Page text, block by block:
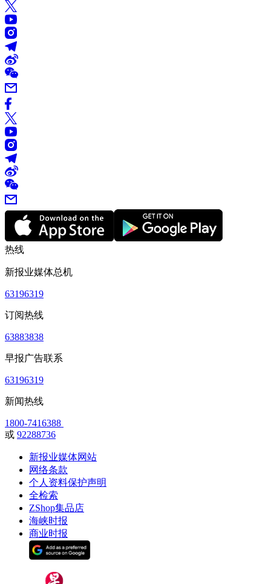
热线
新报业媒体总机
63196319
订阅热线
63883838
早报广告联系
63196319
新闻热线
1800-7416388
或 92288736
新报业媒体网站
网络条款
个人资料保护声明
全检索
ZShop集品店
海峡时报
商业时报